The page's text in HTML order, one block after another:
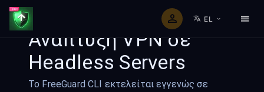
EL
Ανάπτυξη VPN σε
Headless Servers
Το FreeGuard CLI εκτελείται εγγενώς σε